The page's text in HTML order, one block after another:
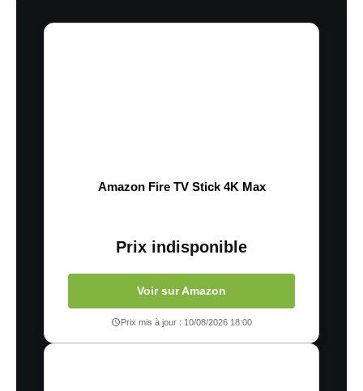
Amazon Fire TV Stick 4K Max
Prix indisponible
Voir sur Amazon
Prix mis à jour : 10/08/2026 18:00